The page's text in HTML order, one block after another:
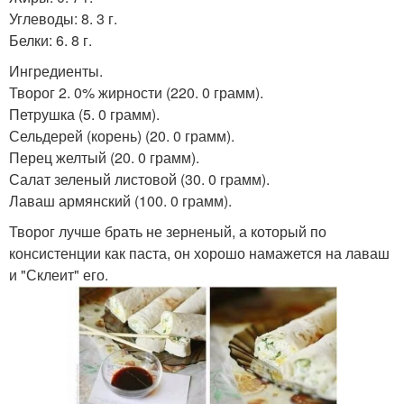
Углеводы: 8. 3 г.
Белки: 6. 8 г.
Ингредиенты.
Творог 2. 0% жирности (220. 0 грамм).
Петрушка (5. 0 грамм).
Сельдерей (корень) (20. 0 грамм).
Перец желтый (20. 0 грамм).
Салат зеленый листовой (30. 0 грамм).
Лаваш армянский (100. 0 грамм).
Творог лучше брать не зерненый, а который по
консистенции как паста, он хорошо намажется на лаваш
и "Склеит" его.